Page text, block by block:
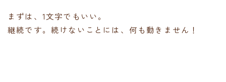
まずは、1文字でもいい。
継続です。続けないことには、何も動きません！